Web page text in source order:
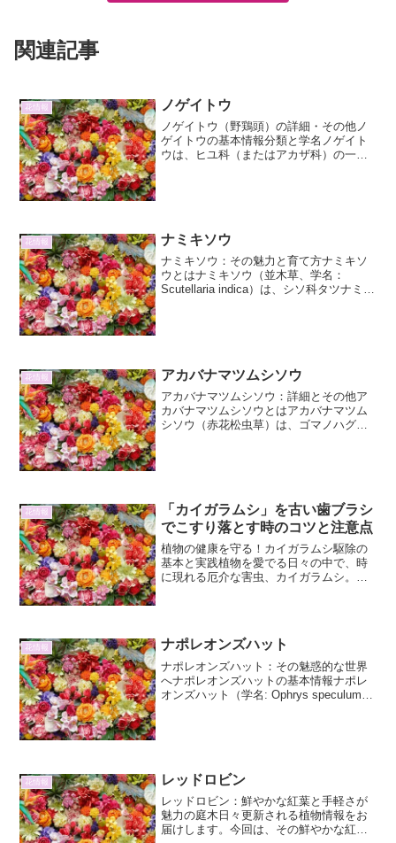
関連記事
花情報 ノゲイトウ
ノゲイトウ（野鶏頭）の詳細・その他ノ
ゲイトウの基本情報分類と学名ノゲイト
ウは、ヒユ科（またはアカザ科）の一年
花情報 ナミキソウ
ナミキソウ：その魅力と育て方ナミキソ
ウとはナミキソウ（並木草、学名：
Scutellaria indica）は、シソ科タツナミソ
花情報 アカバナマツムシソウ
アカバナマツムシソウ：詳細とその他ア
カバナマツムシソウとはアカバナマツム
シソウ（赤花松虫草）は、ゴマノハグサ
花情報
「カイガラムシ」を古い歯ブラシ
でこすり落とす時のコツと注意点
植物の健康を守る！カイガラムシ駆除の
基本と実践植物を愛でる日々の中で、時
に現れる厄介な害虫、カイガラムシ。せ
「古い歯ブラシでこすり落と...
花情報 ナポレオンズハット
ナポレオンズハット：その魅惑的な世界
へナポレオンズハットの基本情報ナポレ
オンズハット（学名: Ophrys speculum）
花情報 レッドロビン
レッドロビン：鮮やかな紅葉と手軽さが
魅力の庭木日々更新される植物情報をお
届けします。今回は、その鮮やかな紅葉